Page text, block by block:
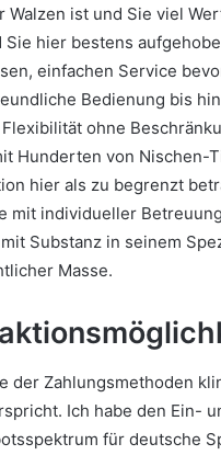
Walzen ist und Sie viel
Sie hier bestens
einfachen Service
Bedienung bis
ohne
Hunderten von Nischen-
hier als zu begrenzt
mit individueller
Substanz in seinem
Masse.
der Zahlungsmethoden
Ich habe den Ein-
für deutsche